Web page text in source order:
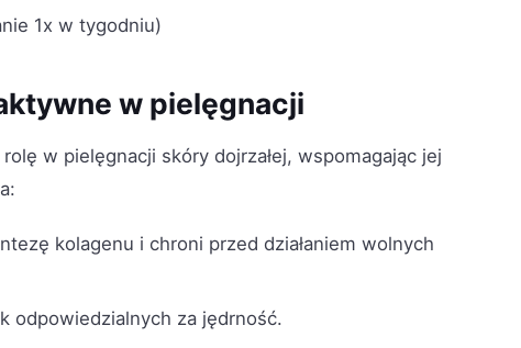
1x w tygodniu)
w pielęgnacji
w pielęgnacji skóry dojrzałej, wspomagając jej
kolagenu i chroni przed działaniem wolnych
odpowiedzialnych za jędrność.